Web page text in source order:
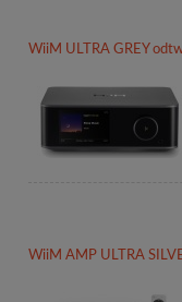
WiiM ULTRA GREY
WiiM AMP ULTRA